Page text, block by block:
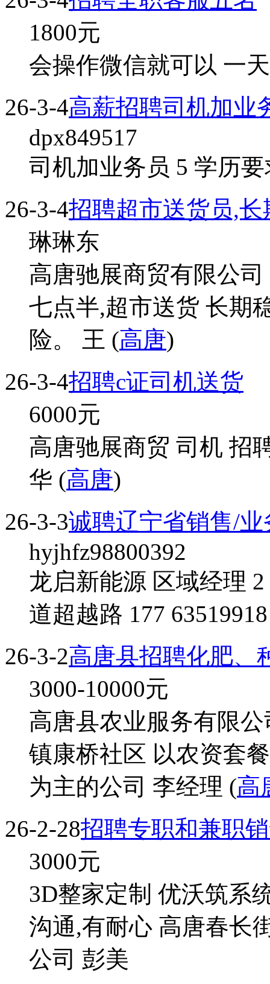
1800元
会操作微信就可以 一
26-3-4高薪招聘司机加业
dpx849517
司机加业务员 5 学历
26-3-4招聘超市送货员,
琳琳东
高唐驰展商贸有限公
七点半,超市送货 长期
险。 王 (高唐)
26-3-4招聘c证司机送货
6000元
高唐驰展商贸 司机 招
华 (高唐)
26-3-3诚聘辽宁省销售/业
hyjhfz98800392
龙启新能源 区域经理
道超越路 177
26-3-2高唐县招聘化肥、
3000-10000元
高唐县农业服务有限
镇康桥社区 以农资套
为主的公司 李经理 (高
26-2-28招聘专职和兼职
3000元
3D整家定制 优沃筑系
沟通,有耐心 高唐春长
公司 彭美